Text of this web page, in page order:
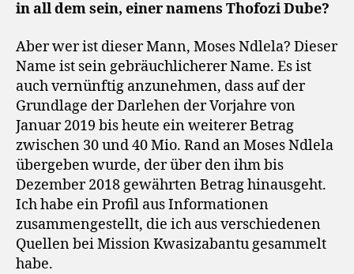
in all dem sein, einer namens Thofozi Dube?
Aber wer ist dieser Mann, Moses Ndlela? Dieser
Name ist sein gebräuchlicherer Name. Es ist
auch vernünftig anzunehmen, dass auf der
Grundlage der Darlehen der Vorjahre von
Januar 2019 bis heute ein weiterer Betrag
zwischen 30 und 40 Mio. Rand an Moses Ndlela
übergeben wurde, der über den ihm bis
Dezember 2018 gewährten Betrag hinausgeht.
Ich habe ein Profil aus Informationen
zusammengestellt, die ich aus verschiedenen
Quellen bei Mission Kwasizabantu gesammelt
habe.